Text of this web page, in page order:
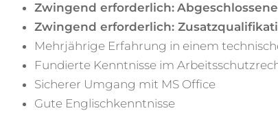
Zwingend erforderlich:
Zwingend erforderlich:
Mehrjährige Erfahrung in einem
Fundierte Kenntnisse im
Sicherer Umgang mit MS Office
Gute Englischkenntnisse